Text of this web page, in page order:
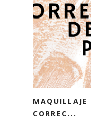
MAQUILLAJE
CORREC...